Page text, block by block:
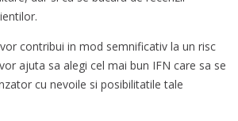
contribui in mod semnificativ la un risc
ajuta sa alegi cel mai bun IFN care sa se
cu nevoile si posibilitatile tale